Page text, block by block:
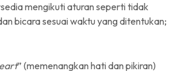
mengikuti aturan seperti tidak
bicara sesuai waktu yang ditentukan;
” (memenangkan hati dan pikiran)